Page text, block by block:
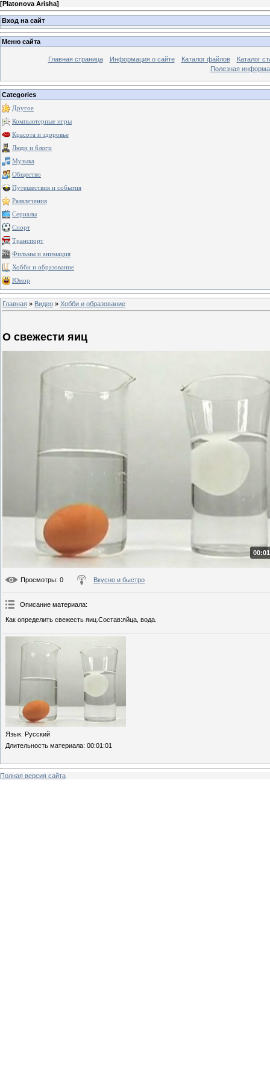
[Platonova Arisha]
Вход на сайт
Меню сайта
Главная страница Информация о сайте Каталог файлов
Каталог
Полезная
Categories
Другое
Компьютерные игры
Красота и здоровье
Люди и блоги
Музыка
Общество
Путешествия и события
Развлечения
Сериалы
Спорт
Транспорт
Фильмы и анимация
Хобби и образование
Юмор
Главная » Видео » Хобби и образование
О свежести яиц
Просмотры: 0 Вкусно и быстро
Описание материала:
Как определить свежесть яиц.Состав:яйца, вода.
Язык: Русский
Длительность материала: 00:01:01
Полная версия сайта